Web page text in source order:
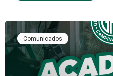
Comunicados